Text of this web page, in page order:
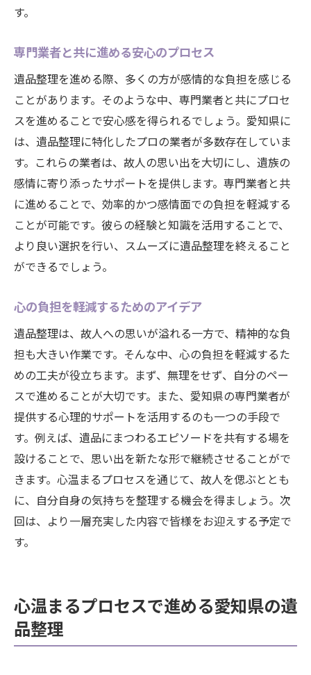
す。
専門業者と共に進める安心のプロセス
遺品整理を進める際、多くの方が感情的な負担を感じる
ことがあります。そのような中、専門業者と共にプロセ
スを進めることで安心感を得られるでしょう。愛知県に
は、遺品整理に特化したプロの業者が多数存在していま
す。これらの業者は、故人の思い出を大切にし、遺族の
感情に寄り添ったサポートを提供します。専門業者と共
に進めることで、効率的かつ感情面での負担を軽減する
ことが可能です。彼らの経験と知識を活用することで、
より良い選択を行い、スムーズに遺品整理を終えること
ができるでしょう。
心の負担を軽減するためのアイデア
遺品整理は、故人への思いが溢れる一方で、精神的な負
担も大きい作業です。そんな中、心の負担を軽減するた
めの工夫が役立ちます。まず、無理をせず、自分のペー
スで進めることが大切です。また、愛知県の専門業者が
提供する心理的サポートを活用するのも一つの手段で
す。例えば、遺品にまつわるエピソードを共有する場を
設けることで、思い出を新たな形で継続させることがで
きます。心温まるプロセスを通じて、故人を偲ぶととも
に、自分自身の気持ちを整理する機会を得ましょう。次
回は、より一層充実した内容で皆様をお迎えする予定で
す。
心温まるプロセスで進める愛知県の遺
品整理